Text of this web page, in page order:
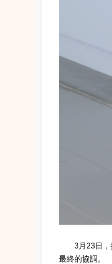
3月23日
最終的協調。